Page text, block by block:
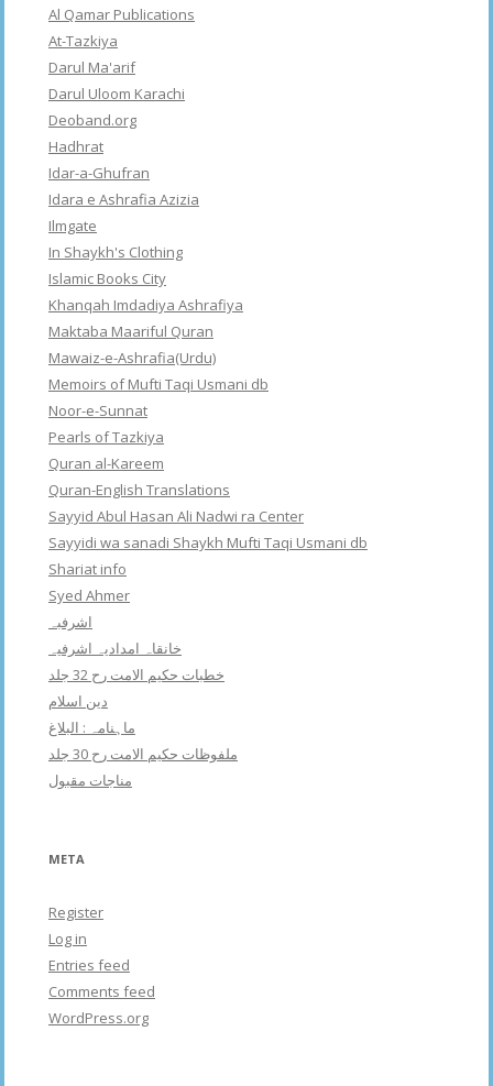
Al Qamar Publications
At-Tazkiya
Darul Ma'arif
Darul Uloom Karachi
Deoband.org
Hadhrat
Idar-a-Ghufran
Idara e Ashrafia Azizia
Ilmgate
In Shaykh's Clothing
Islamic Books City
Khanqah Imdadiya Ashrafiya
Maktaba Maariful Quran
Mawaiz-e-Ashrafia(Urdu)
Memoirs of Mufti Taqi Usmani db
Noor-e-Sunnat
Pearls of Tazkiya
Quran al-Kareem
Quran-English Translations
Sayyid Abul Hasan Ali Nadwi ra Center
Sayyidi wa sanadi Shaykh Mufti Taqi Usmani db
Shariat info
Syed Ahmer
اشرفبہ
خانقاہ امدادیہ اشرفیہ
خطبات حکیم الامت رح 32 جلد
دین اسلام
ماہنامہ : البلاغ
ملفوظات حکیم الامت رح 30 جلد
مناجات مقبول
META
Register
Log in
Entries feed
Comments feed
WordPress.org